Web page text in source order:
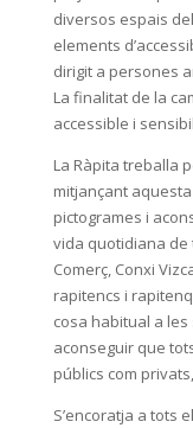
diversos espais
elements
dirigit a persones
La finalitat de la
accessible i
La Ràpita treballa
mitjançant
pictogrames i
vida quotidiana de
Comerç, Conxi
rapitencs i
cosa habitual a
aconseguir que
públics com
S’encoratja a tots